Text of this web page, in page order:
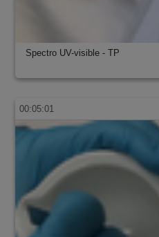
Spectro UV-visible - TP
00:05:01